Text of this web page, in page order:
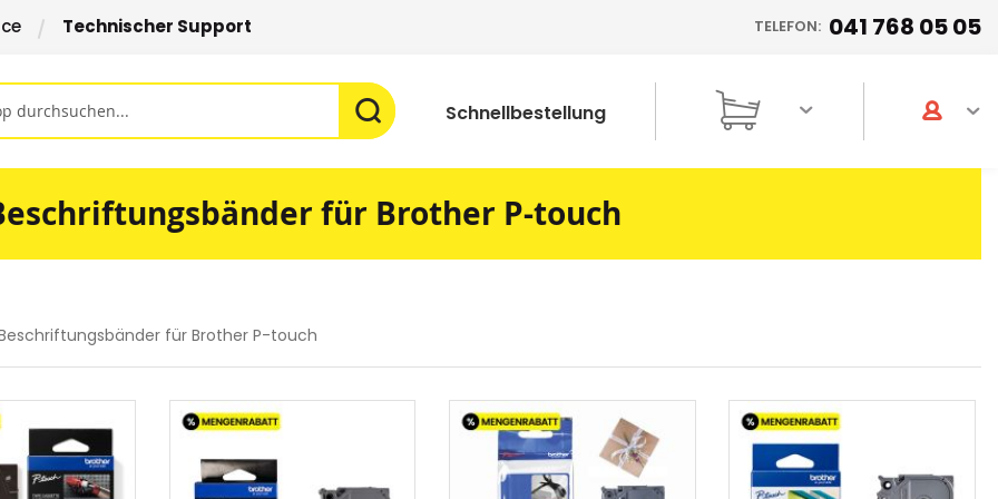
Technischer Support TELEFON: 041 768 05 05
Schnellbestellung
für Brother P-touch
für Brother P-touch